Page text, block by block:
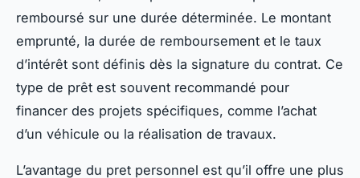
remboursé sur une durée déterminée. Le montant
emprunté, la durée de remboursement et le taux
d’intérêt sont définis dès la signature du contrat. Ce
type de prêt est souvent recommandé pour
financer des projets spécifiques, comme l’achat
d’un véhicule ou la réalisation de travaux.
L’avantage du pret personnel est qu’il offre une plus